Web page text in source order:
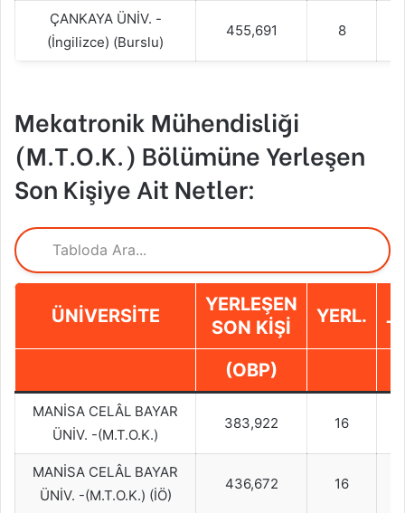
ÇANKAYA ÜNİV. -
(İngilizce) (Burslu)
455,691 8
Mekatronik Mühendisliği
(M.T.O.K.) Bölümüne Yerleşen
Son Kişiye Ait Netler:
ÜNIVERSITE
YERLEŞEN
SON KIŞI
YERL.
(OBP)
MANİSA CELÂL BAYAR
ÜNİV. -(M.T.O.K.)
383,922 16
MANİSA CELÂL BAYAR
ÜNİV. -(M.T.O.K.) (İÖ)
436,672 16